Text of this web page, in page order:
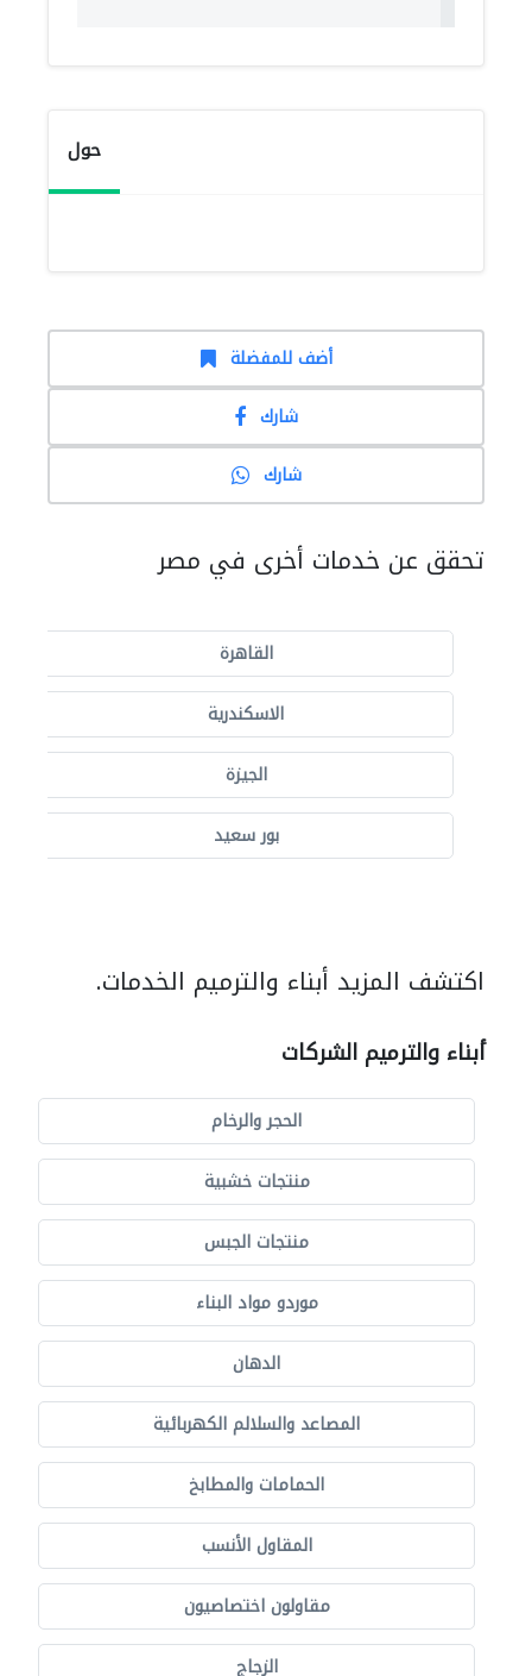
حول
أضف للمفضلة
شارك
شارك
تحقق عن خدمات أخرى في مصر
القاهرة
الاسكندرية
الجيزة
بور سعيد
اكتشف المزيد أبناء والترميم الخدمات.
أبناء والترميم الشركات
الحجر والرخام
منتجات خشبية
منتجات الجبس
موردو مواد البناء
الدهان
المصاعد والسلالم الكهربائية
الحمامات والمطابخ
المقاول الأنسب
مقاولون اختصاصيون
الزجاج